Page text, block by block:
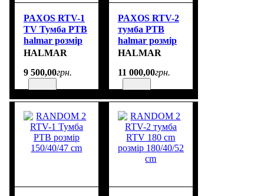
PAXOS RTV-1
TV Тумба РТВ
halmar розмір
150/40/54 cm
HALMAR
9 500,00грн.
PAXOS RTV-2
тумба РТВ
halmar розмір
200/40/54 cm
HALMAR
11 000,00грн.